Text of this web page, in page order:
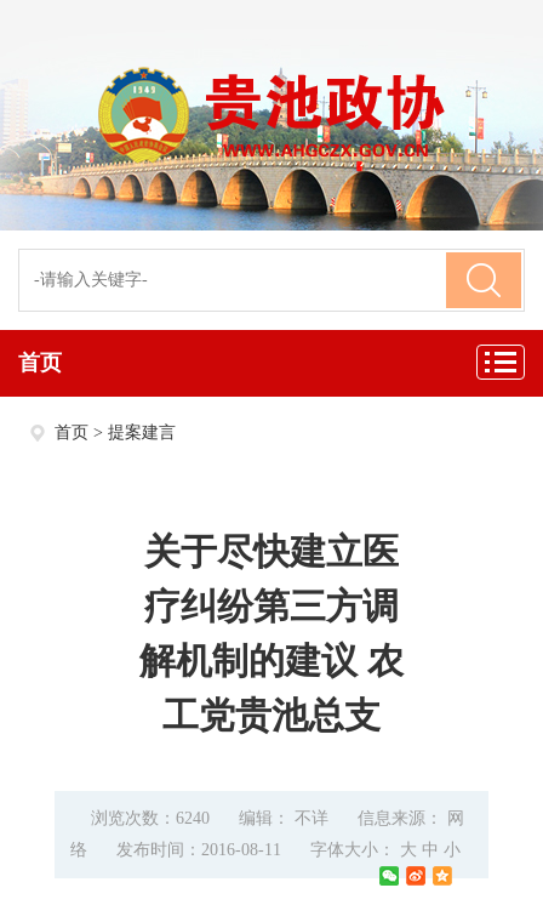
首页
首页 > 提案建言
关于尽快建立医
疗纠纷第三方调
解机制的建议 农
工党贵池总支
浏览次数：6240 编辑： 不详
信息来源： 网
络
发布时间：2016-08-11 字体大小： 大 中 小